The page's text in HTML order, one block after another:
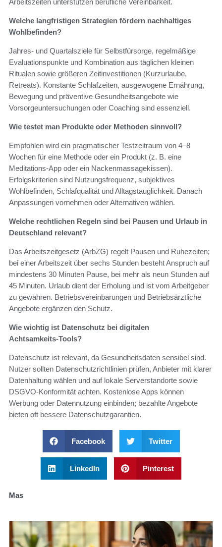
Arbeitszeiten unterstützen berufliche Vereinbarkeit.
Welche langfristigen Strategien fördern nachhaltiges
Wohlbefinden?
Jahres‑ und Quartalsziele für Selbstfürsorge, regelmäßige
Evaluationspunkte und Kombination aus täglichen kleinen
Ritualen sowie größeren Zeitinvestitionen (Kurzurlaube,
Retreats). Konstante Schlafzeiten, ausgewogene Ernährung,
Bewegung und präventive Gesundheitsangebote wie
Vorsorgeuntersuchungen oder Coaching sind essenziell.
Wie testet man Produkte oder Methoden sinnvoll?
Empfohlen wird ein pragmatischer Testzeitraum von 4–8
Wochen für eine Methode oder ein Produkt (z. B. eine
Meditations‑App oder ein Nackenmassagekissen).
Erfolgskriterien sind Nutzungsfrequenz, subjektives
Wohlbefinden, Schlafqualität und Alltagstauglichkeit. Danach
Anpassungen vornehmen oder Alternativen wählen.
Welche rechtlichen Regeln sind bei Pausen und Urlaub in
Deutschland relevant?
Das Arbeitszeitgesetz (ArbZG) regelt Pausen und Ruhezeiten;
bei einer Arbeitszeit über sechs Stunden besteht Anspruch auf
mindestens 30 Minuten Pause, bei mehr als neun Stunden auf
45 Minuten. Urlaub dient der Erholung und ist vom Arbeitgeber
zu gewähren. Betriebsvereinbarungen und Betriebsärztliche
Angebote ergänzen den Schutz.
Wie wichtig ist Datenschutz bei digitalen
Achtsamkeits‑Tools?
Datenschutz ist relevant, da Gesundheitsdaten sensibel sind.
Nutzer sollten Datenschutzrichtlinien prüfen, Anbieter mit klarer
Datenhaltung wählen und auf lokale Serverstandorte sowie
DSGVO‑Konformität achten. Kostenlose Apps können
Werbung oder Datennutzung einbinden; bezahlte Angebote
bieten oft bessere Datenschutzgarantien.
Facebook Twitter
LinkedIn Pinterest
Mas